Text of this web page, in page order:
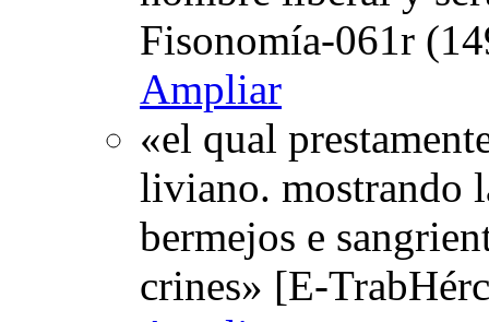
Fisonomía-061r
Ampliar
«el qual
liviano. mostrando
bermejos e
crines» [E-